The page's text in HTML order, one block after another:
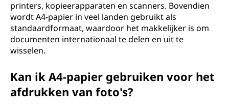
printers, kopieerapparaten en scanners. Bovendien
wordt A4-papier in veel landen gebruikt als
standaardformaat, waardoor het makkelijker is om
documenten internationaal te delen en uit te
wisselen.
Kan ik A4-papier gebruiken voor het
afdrukken van foto's?